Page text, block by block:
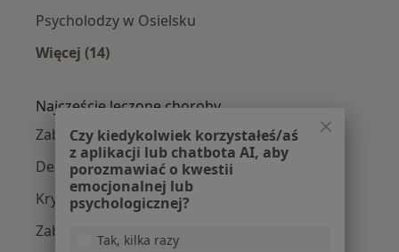
Psycholodzy w Osielsku
Więcej (14)
Najczęście leczone choroby
Zaburzenia emocjonalne w Bydgoszczy
Depresja w Bydgoszczy
Kryzys emocjonalny w Bydgoszczy
Zaburzenia lękowe w Bydgoszczy
Czy kiedykolwiek korzystałeś/aś
z aplikacji lub chatbota AI, aby
porozmawiać o kwestii
emocjonalnej lub
psychologicznej?
Tak, kilka razy